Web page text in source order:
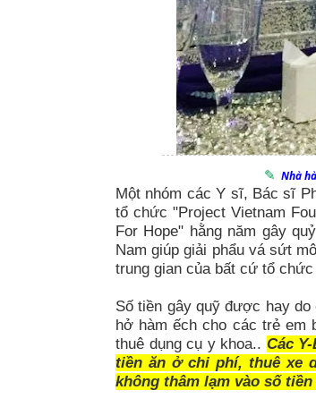
Nhà
Một nhóm các Y sĩ, Bác sĩ
tổ chức "Project Vietnam
For Hope" hằng năm gây
Nam giúp giải phẩu vá sứt
trung gian của bất cứ tổ chức
Số tiền gây quỹ được hay
hở hàm ếch cho các trẻ em
thuê dụng cụ y khoa.. Các
tiền ăn ở chi phí, thuê xe
không thâm lạm vào số tiền